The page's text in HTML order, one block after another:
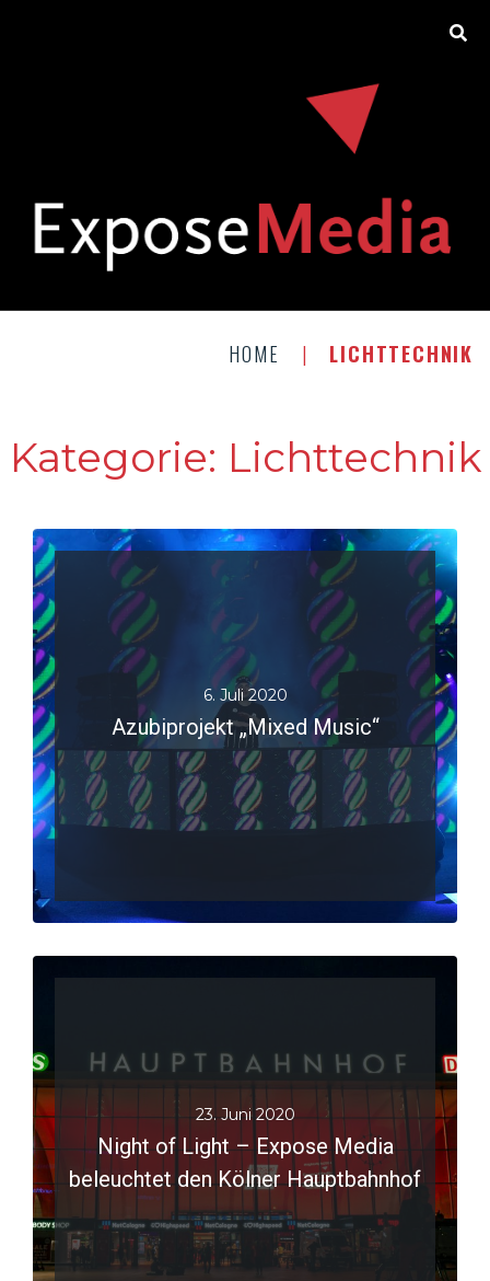
HOME | LICHTTECHNIK
Kategorie: Lichttechnik
6. Juli 2020
Azubiprojekt „Mixed Music“
JETZT LESEN
Azubi ,Bühne,Festival,Livestream,Projekt
23. Juni 2020
Night of Light – Expose Media
beleuchtet den Kölner Hauptbahnhof
JETZT LESEN